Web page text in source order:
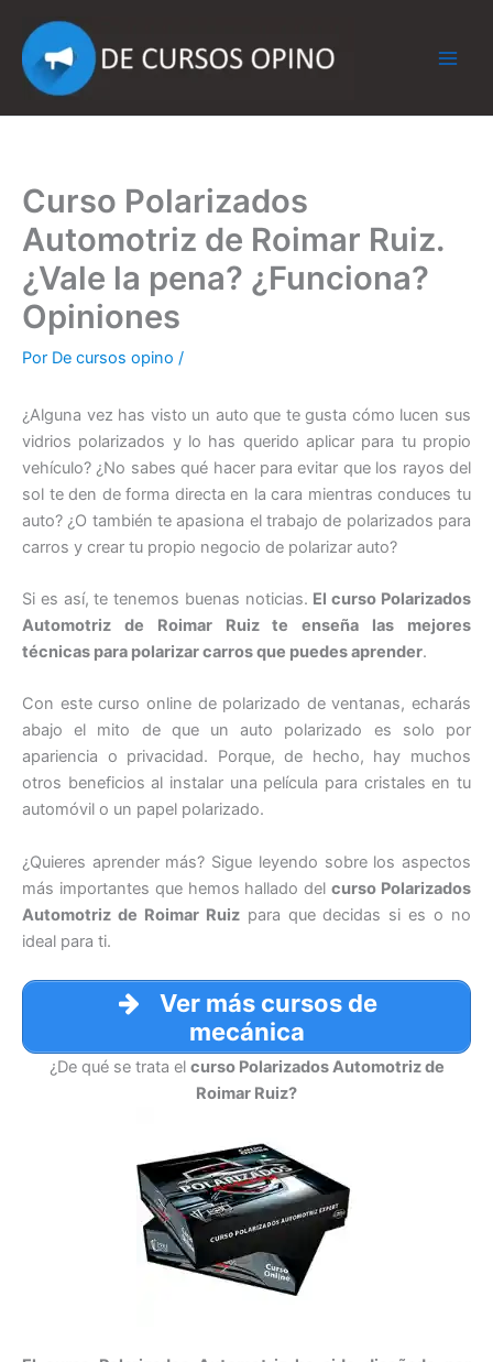
contenido
Curso Polarizados
Automotriz de Roimar Ruiz.
¿Vale la pena? ¿Funciona?
Opiniones
Por De cursos opino /
¿Alguna vez has visto un auto que te gusta cómo lucen sus
vidrios polarizados y lo has querido aplicar para tu propio
vehículo? ¿No sabes qué hacer para evitar que los rayos del
sol te den de forma directa en la cara mientras conduces tu
auto? ¿O también te apasiona el trabajo de polarizados para
carros y crear tu propio negocio de polarizar auto?
Si es así, te tenemos buenas noticias. El curso Polarizados
Automotriz de Roimar Ruiz te enseña las mejores
técnicas para polarizar carros que puedes aprender.
Con este curso online de polarizado de ventanas, echarás
abajo el mito de que un auto polarizado es solo por
apariencia o privacidad. Porque, de hecho, hay muchos
otros beneficios al instalar una película para cristales en tu
automóvil o un papel polarizado.
¿Quieres aprender más? Sigue leyendo sobre los aspectos
más importantes que hemos hallado delcurso Polarizados
Automotriz de Roimar Ruizpara que decidas si es o no
ideal para ti.
Ver más cursos de
mecánica
¿De qué se trata el curso Polarizados Automotriz de
Roimar Ruiz?